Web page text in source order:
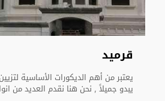
قرميد
يعتبر من أهم الديكورات الأساسية
يبدو جميلاً , نحن هنا نقدم العديد من